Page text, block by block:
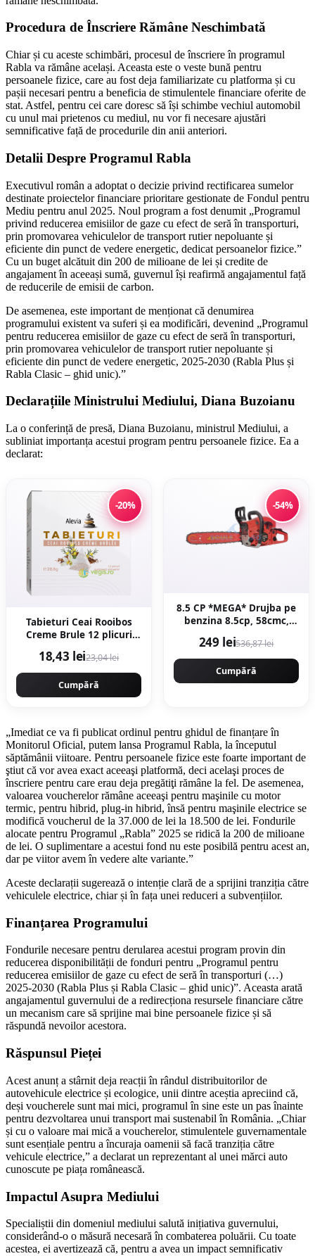
Procedura de Înscriere Rămâne Neschimbată
Chiar și cu aceste schimbări, procesul de înscriere în programul
Rabla va rămâne același. Aceasta este o veste bună pentru
persoanele fizice, care au fost deja familiarizate cu platforma și cu
pașii necesari pentru a beneficia de stimulentele financiare oferite de
stat. Astfel, pentru cei care doresc să își schimbe vechiul automobil
cu unul mai prietenos cu mediul, nu vor fi necesare ajustări
semnificative față de procedurile din anii anteriori.
Detalii Despre Programul Rabla
Executivul român a adoptat o decizie privind rectificarea sumelor
destinate proiectelor financiare prioritare gestionate de Fondul pentru
Mediu pentru anul 2025. Noul program a fost denumit „Programul
privind reducerea emisiilor de gaze cu efect de seră în transporturi,
prin promovarea vehiculelor de transport rutier nepoluante și
eficiente din punct de vedere energetic, dedicat persoanelor fizice.”
Cu un buget alcătuit din 200 de milioane de lei și credite de
angajament în aceeași sumă, guvernul își reafirmă angajamentul față
de reducerile de emisii de carbon.
De asemenea, este important de menționat că denumirea
programului existent va suferi și ea modificări, devenind „Programul
pentru reducerea emisiilor de gaze cu efect de seră în transporturi,
prin promovarea vehiculelor de transport rutier nepoluante și
eficiente din punct de vedere energetic, 2025-2030 (Rabla Plus și
Rabla Clasic – ghid unic).”
Declarațiile Ministrului Mediului, Diana Buzoianu
La o conferință de presă, Diana Buzoianu, ministrul Mediului, a
subliniat importanța acestui program pentru persoanele fizice. Ea a
declarat:
-20%
Tabieturi Ceai Rooibos
Creme Brule 12 plicuri
18,43 lei23,04 lei
Cumpără
-54%
8.5 CP *MEGA* Drujba pe
benzina 8.5cp, 58cmc,
MOTOYAMA JAPAN 9800
CMP9800
249 lei536,87 lei
Cumpără
„Imediat ce va fi publicat ordinul pentru ghidul de finanțare în
Monitorul Oficial, putem lansa Programul Rabla, la începutul
săptămânii viitoare. Pentru persoanele fizice este foarte important de
ştiut că vor avea exact aceeaşi platformă, deci acelaşi proces de
înscriere pentru care erau deja pregătiţi rămâne la fel. De asemenea,
valoarea voucherelor rămâne aceeaşi pentru maşinile cu motor
termic, pentru hibrid, plug-in hibrid, însă pentru maşinile electrice se
modifică voucherul de la 37.000 de lei la 18.500 de lei. Fondurile
alocate pentru Programul „Rabla” 2025 se ridică la 200 de milioane
de lei. O suplimentare a acestui fond nu este posibilă pentru acest an,
dar pe viitor avem în vedere alte variante.”
Aceste declarații sugerează o intenție clară de a sprijini tranziția către
vehiculele electrice, chiar și în fața unei reduceri a subvențiilor.
Finanțarea Programului
Fondurile necesare pentru derularea acestui program provin din
reducerea disponibilității de fonduri pentru „Programul pentru
reducerea emisiilor de gaze cu efect de seră în transporturi (…)
2025-2030 (Rabla Plus și Rabla Clasic – ghid unic)”. Aceasta arată
angajamentul guvernului de a redirecționa resursele financiare către
un mecanism care să sprijine mai bine persoanele fizice și să
răspundă nevoilor acestora.
Răspunsul Pieței
Acest anunț a stârnit deja reacții în rândul distribuitorilor de
autovehicule electrice și ecologice, unii dintre aceștia apreciind că,
deși voucherele sunt mai mici, programul în sine este un pas înainte
pentru dezvoltarea unui transport mai sustenabil în România. „Chiar
și cu o valoare mai mică a voucherelor, stimulentele guvernamentale
sunt esențiale pentru a încuraja oamenii să facă tranziția către
vehicule electrice,” a declarat un reprezentant al unei mărci auto
cunoscute pe piața românească.
Impactul Asupra Mediului
Specialiștii din domeniul mediului salută inițiativa guvernului,
considerând-o o măsură necesară în combaterea poluării. Cu toate
acestea, ei avertizează că, pentru a avea un impact semnificativ